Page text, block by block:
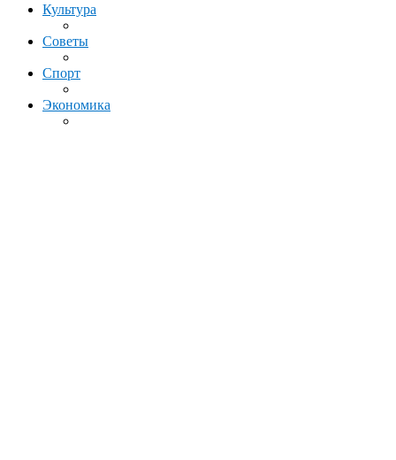
Культура
Советы
Спорт
Экономика